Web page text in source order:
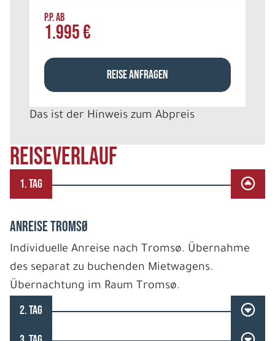
REISEVERLAUF
1. TAG
ANREISE TROMSØ
Individuelle Anreise nach Tromsø. Übernahme
des separat zu buchenden Mietwagens.
Übernachtung im Raum Tromsø.
2. TAG
P.P. AB
1.995 €
REISE ANFRAGEN
Das ist der Hinweis zum Abpreis